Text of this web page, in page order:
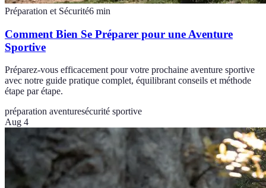
Préparation et Sécurité6 min
Comment Bien Se Préparer pour une Aventure
Sportive
Préparez-vous efficacement pour votre prochaine aventure sportive
avec notre guide pratique complet, équilibrant conseils et méthode
étape par étape.
préparation aventuresécurité sportive
Aug 4